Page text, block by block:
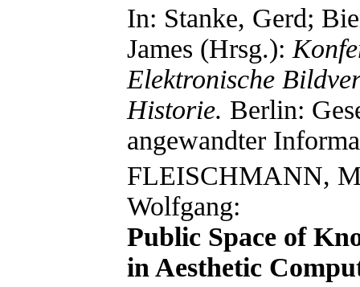
In: Stanke, Gerd;
James (Hrsg.):
Elektronische
Historie. Berlin:
angewandter
FLEISCHMANN,
Wolfgang:
Public Space of
in Aesthetic